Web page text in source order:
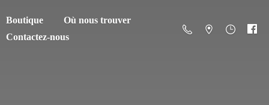
Boutique
Où nous trouver
Contactez-nous